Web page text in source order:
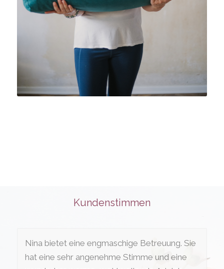
Kundenstimmen
Nina bietet eine engmaschige Betreuung. Sie
hat eine sehr angenehme Stimme und eine